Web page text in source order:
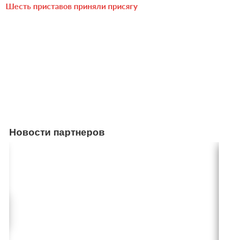
Шесть приставов приняли присягу
Новости партнеров